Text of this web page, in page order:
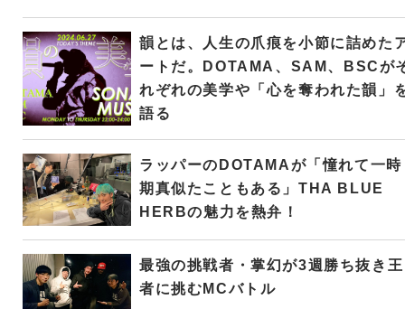
韻とは、人生の爪痕を小節に詰めた
ートだ。DOTAMA、SAM、BSCが
れぞれの美学や「心を奪われた韻」
語る
ラッパーのDOTAMAが「憧れて一時
期真似たこともある」THA BLUE
HERBの魅力を熱弁！
最強の挑戦者・掌幻が3週勝ち抜き王
者に挑むMCバトル